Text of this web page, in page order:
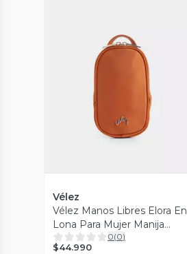
Vista Previa
Vélez
Vélez Manos Libres Elora En
Lona Para Mujer Manija
Cuero Miel 0(0)
$44.990